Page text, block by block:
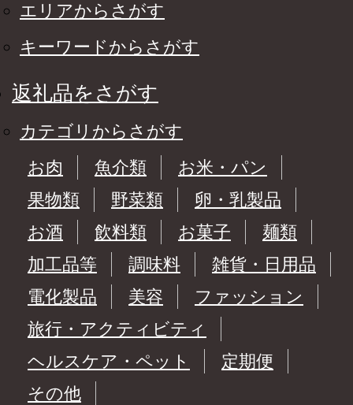
エリアからさがす
キーワードからさがす
返礼品をさがす
カテゴリからさがす
お肉
魚介類
お米・パン
果物類
野菜類
卵・乳製品
お酒
飲料類 お菓子
麺類
加工品等
調味料
雑貨・日用品
電化製品
美容
ファッション
旅行・アクティビティ
ヘルスケア・ペット
定期便
その他